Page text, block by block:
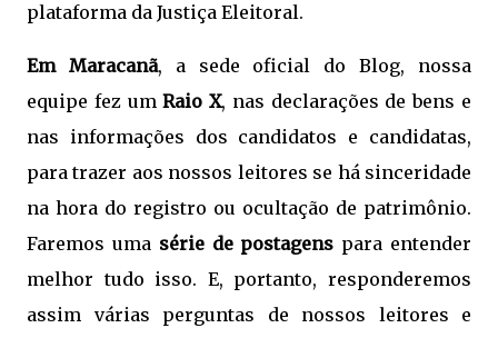
plataforma da Justiça Eleitoral.
Em Maracanã, a sede oficial do Blog, nossa
equipe fez umRaio X, nas declarações de bens e
nas informações dos candidatos e candidatas,
para trazer aos nossos leitores se há sinceridade
na hora do registro ou ocultação de patrimônio.
Faremos uma série de postagens para entender
melhor tudo isso. E, portanto, responderemos
assim várias perguntas de nossos leitores e